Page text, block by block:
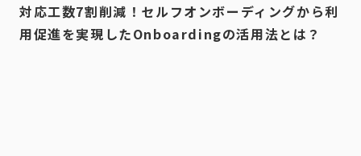
対応工数7割削減！セルフオンボーディングから利
用促進を実現したOnboardingの活用法とは？